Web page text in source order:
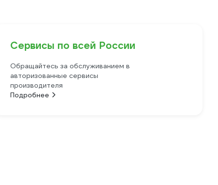
Сервисы по всей России
Обращайтесь за обслуживанием в
авторизованные сервисы
производителя
Подробнее